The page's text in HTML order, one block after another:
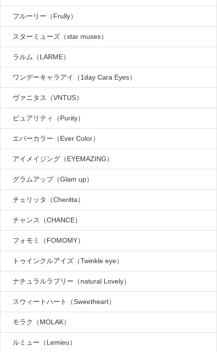
フルーリー（Frully）
スターミューズ（star muses）
ラルム（LARME）
ワンデーキャラアイ（1day Cara Eyes）
ヴァニタス（VNTUS）
ピュアリティ（Purity）
エバーカラー（Ever Color）
アイメイジング（EYEMAZING）
グラムアップ（Glam up）
チェリッタ（Cheritta）
チャンス（CHANCE）
フォモミ（FOMOMY）
トゥインクルアイズ（Twinkle eye）
ナチュラルラブリー（natural Lovely）
スウィートハート（Sweetheart）
モラク（MOLAK）
ルミュー（Lemieu）